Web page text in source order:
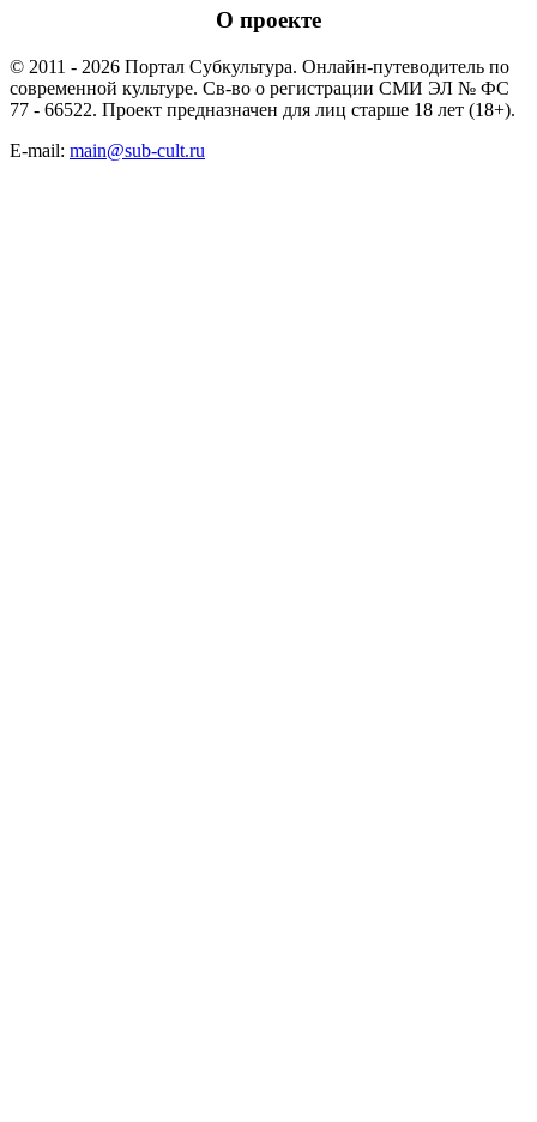
О проекте
© 2011 - 2026 Портал Субкультура. Онлайн-путеводитель по
современной культуре. Св-во о регистрации СМИ ЭЛ № ФС
77 - 66522. Проект предназначен для лиц старше 18 лет (18+).
E-mail: main@sub-cult.ru